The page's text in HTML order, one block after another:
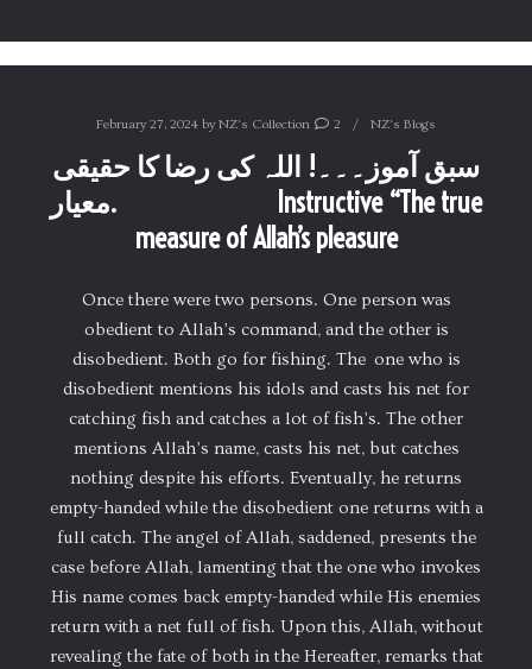
February 27, 2024byNZ's Collection 2 NZ's Blogs
سبق آموز۔۔۔! اللہ کی رضا کا حقیقی
معیار. Instructive “The true
measure of Allah’s pleasure
Once there were two persons. One person was
obedient to Allah’s command, and the other is
disobedient. Both go for fishing. The one who is
disobedient mentions his idols and casts his net for
catching fish and catches a lot of fish’s. The other
mentions Allah’s name, casts his net, but catches
nothing despite his efforts. Eventually, he returns
empty-handed while the disobedient one returns with a
full catch. The angel of Allah, saddened, presents the
case before Allah, lamenting that the one who invokes
His name comes back empty-handed while His enemies
return with a net full of fish. Upon this, Allah, without
revealing the fate of both in the Hereafter, remarks that